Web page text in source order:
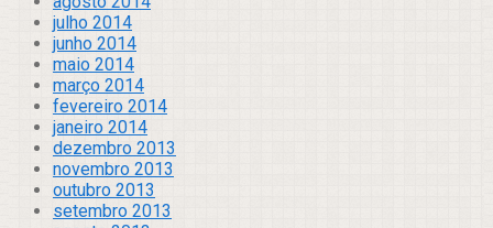
julho 2014
junho 2014
maio 2014
março 2014
fevereiro 2014
janeiro 2014
dezembro 2013
novembro 2013
outubro 2013
setembro 2013